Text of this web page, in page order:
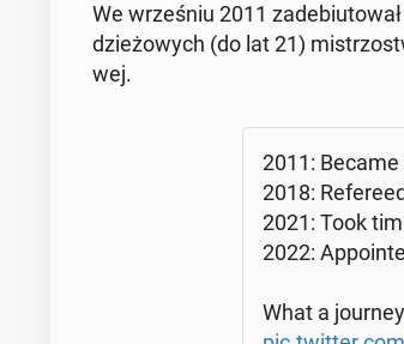
We wrze­śniu 2011
dzie­żo­wych (do lat 21)
wej.
2011:
2018:
2021: Took
2022:
What a journey